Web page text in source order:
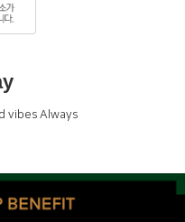
vibes Always